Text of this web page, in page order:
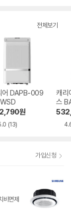
전체보기
어 DAPB-009
원
(13)
캐리
스
가입신청
비면제